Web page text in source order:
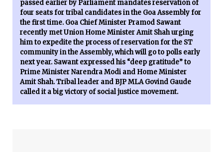
passed earlier by Parliament mandates reservation of
four seats for tribal candidates in the Goa Assembly for
the first time. Goa Chief Minister Pramod Sawant
recently met Union Home Minister Amit Shah urging
him to expedite the process of reservation for the ST
community in the Assembly, which will go to polls early
next year. Sawant expressed his “deep gratitude” to
Prime Minister Narendra Modi and Home Minister
Amit Shah. Tribal leader and BJP MLA Govind Gaude
called it a big victory of social justice movement.